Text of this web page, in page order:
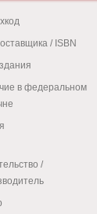
/ ISBN
в федеральном
/